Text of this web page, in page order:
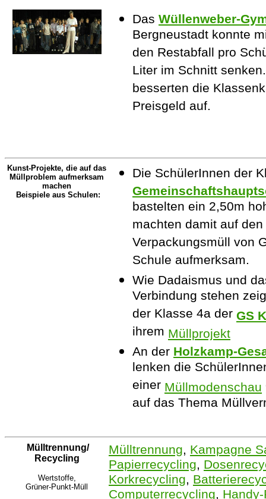
Das Wüllenweber-
Bergneustadt konnte
den Restabfall pro
Liter im Schnitt
besserten die
Preisgeld auf.
Kunst-Projekte, die auf das
Müllproblem aufmerksam
machen
Beispiele aus Schulen:
Die SchülerInnen der
bastelten ein 2,50m
machten damit auf
Verpackungsmüll von
Schule aufmerksam.
Wie Dadaismus und
Verbindung stehen
der Klasse 4a der GS
ihrem Müllprojekt
An der Holzkamp-
lenken die
einer Müllmodenschau
auf das Thema
Mülltrennung/
Recycling
Wertstoffe,
Grüner-Punkt-Müll
Mülltrennung, Kampagne
Papierrecycling,
Korkrecycling,
Computerrecycling,